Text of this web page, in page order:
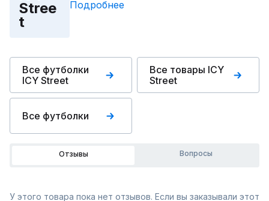
Stree
t
Подробнее
Все футболки
ICY Street
Все товары ICY
Street
Все футболки
Отзывы Вопросы
У этого товара пока нет отзывов. Если вы заказывали этот